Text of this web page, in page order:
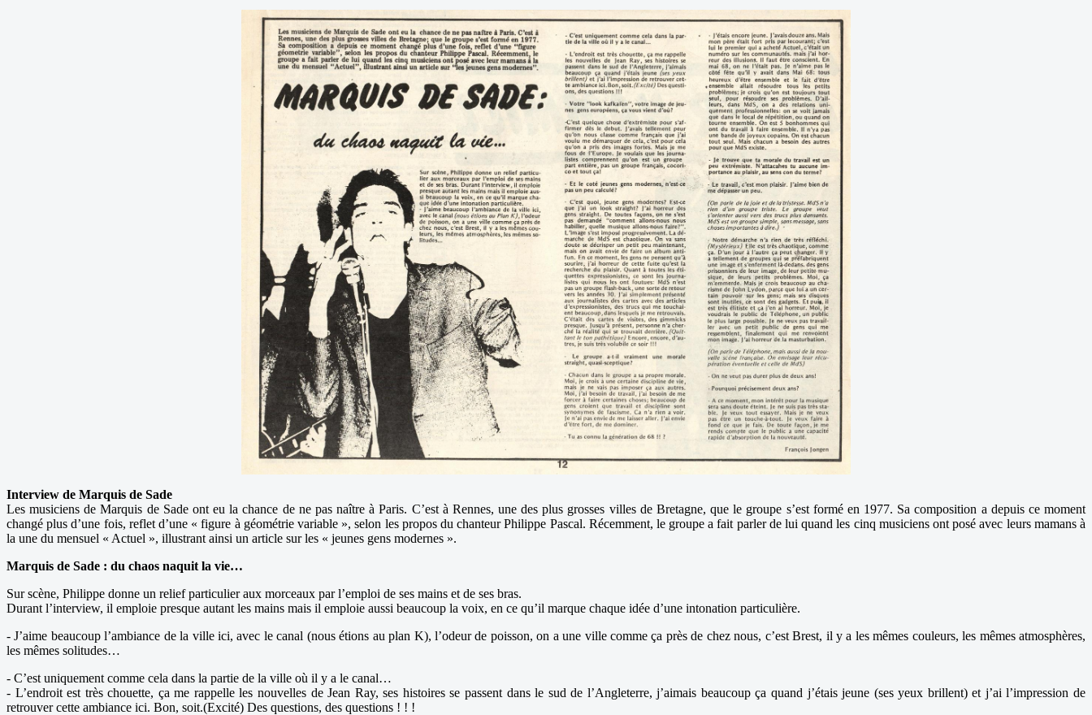
Interview de Marquis de Sade
Les musiciens de Marquis de Sade ont eu la chance de ne pas naître à Paris. C’est à Rennes, une des plus grosses villes de Bretagne, que le groupe s’est formé en 1977. Sa composition a depuis ce moment
changé plus d’une fois, reflet d’une « figure à géométrie variable », selon les propos du chanteur Philippe Pascal. Récemment, le groupe a fait parler de lui quand les cinq musiciens ont posé avec leurs mamans à
la une du mensuel « Actuel », illustrant ainsi un article sur les « jeunes gens modernes ».
Marquis de Sade : du chaos naquit la vie…
Sur scène, Philippe donne un relief particulier aux morceaux par l’emploi de ses mains et de ses bras.
Durant l’interview, il emploie presque autant les mains mais il emploie aussi beaucoup la voix, en ce qu’il marque chaque idée d’une intonation particulière.
- J’aime beaucoup l’ambiance de la ville ici, avec le canal (nous étions au plan K), l’odeur de poisson, on a une ville comme ça près de chez nous, c’est Brest, il y a les mêmes couleurs, les mêmes atmosphères,
les mêmes solitudes…
- C’est uniquement comme cela dans la partie de la ville où il y a le canal…
- L’endroit est très chouette, ça me rappelle les nouvelles de Jean Ray, ses histoires se passent dans le sud de l’Angleterre, j’aimais beaucoup ça quand j’étais jeune (ses yeux brillent) et j’ai l’impression de
retrouver cette ambiance ici. Bon, soit.(Excité) Des questions, des questions ! ! !